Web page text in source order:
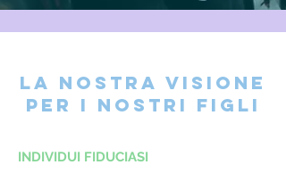
La nostra visione
per i nostri figli
INDIVIDUI FIDUCIASI